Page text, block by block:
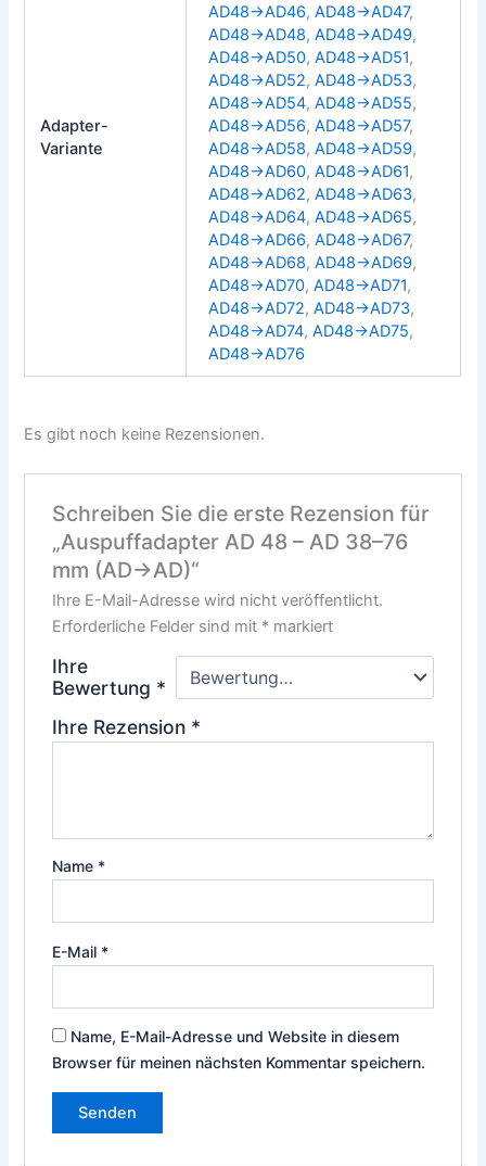
Adapter-
Variante
AD48→AD46, AD48→AD47,
AD48→AD48, AD48→AD49,
AD48→AD50, AD48→AD51,
AD48→AD52, AD48→AD53,
AD48→AD54, AD48→AD55,
AD48→AD56, AD48→AD57,
AD48→AD58, AD48→AD59,
AD48→AD60, AD48→AD61,
AD48→AD62, AD48→AD63,
AD48→AD64, AD48→AD65,
AD48→AD66, AD48→AD67,
AD48→AD68, AD48→AD69,
AD48→AD70, AD48→AD71,
AD48→AD72, AD48→AD73,
AD48→AD74, AD48→AD75,
AD48→AD76
Es gibt noch keine Rezensionen.
Schreiben Sie die erste Rezension für
„Auspuffadapter AD 48 – AD 38–76
mm (AD→AD)“
Ihre E-Mail-Adresse wird nicht veröffentlicht.
Erforderliche Felder sind mit *markiert
Ihre
Bewertung *
Ihre Rezension *
Name *
E-Mail *
Name, E-Mail-Adresse und Website in diesem
Browser für meinen nächsten Kommentar speichern.